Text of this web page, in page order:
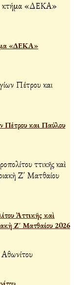
«ΔΕΚΑ»
Πέτρου και Παύλου
Ἀττικῆς καὶ
Ζ΄ Ματθαίου 2026